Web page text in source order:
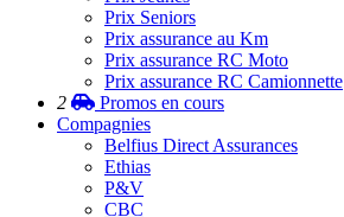
Prix Seniors
Prix assurance au Km
Prix assurance RC Moto
Prix assurance RC Camionnette
2
Promos en cours
Compagnies
Belfius Direct Assurances
Ethias
P&V
CBC